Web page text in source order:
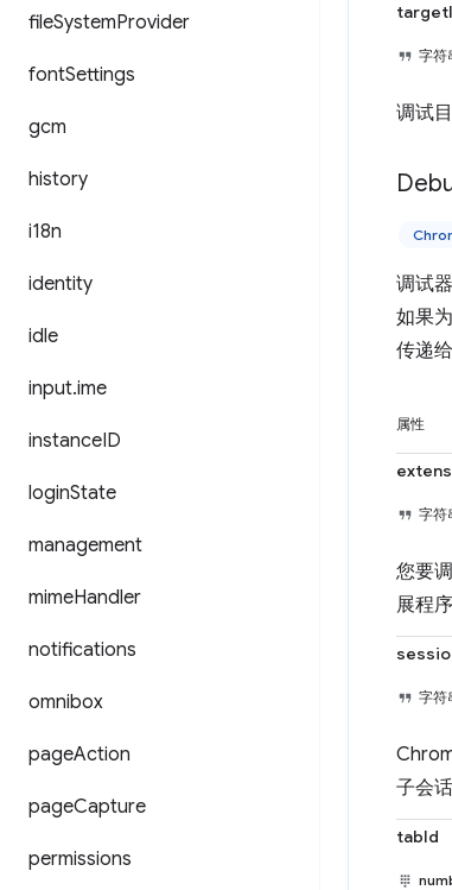
fileSystemProvider
fontSettings
gcm
history
i18n
identity
idle
input.ime
instanceID
loginState
management
mimeHandler
notifications
omnibox
pageAction
pageCapture
permissions
字符
调试
调试
如果
传递给
属性
字符
您要
展程
字符
子会话
tabId